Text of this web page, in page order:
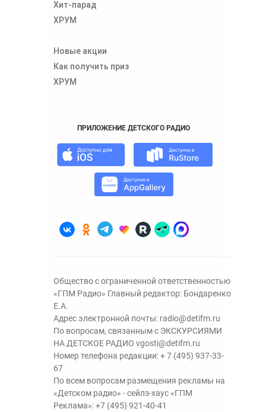
Хит-парад
ХРУМ
Новые акции
Как получить приз
ХРУМ
ПРИЛОЖЕНИЕ ДЕТСКОГО РАДИО
Общество с ограниченной ответственностью
«ГПМ Радио» Главный редактор: Бондаренко
Е.А.
Адрес электронной почты: radio@detifm.ru
По вопросам, связанным с ЭКСКУРСИЯМИ
НА ДЕТСКОЕ РАДИО vgosti@detifm.ru
Номер телефона редакции:+ 7 (495) 937-33-
67
По всем вопросам размещения рекламы на
«Детском радио» - сейлз-хаус «ГПМ
Реклама»:+7 (495) 921-40-41